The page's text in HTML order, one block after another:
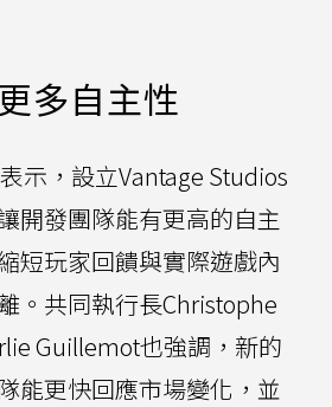
多自主性
示，設立Vantage Studios
開發團隊能有更高的自主
短玩家回饋與實際遊戲內
。共同執行長Christophe
Guillemot也強調，新的
能更快回應市場變化，並